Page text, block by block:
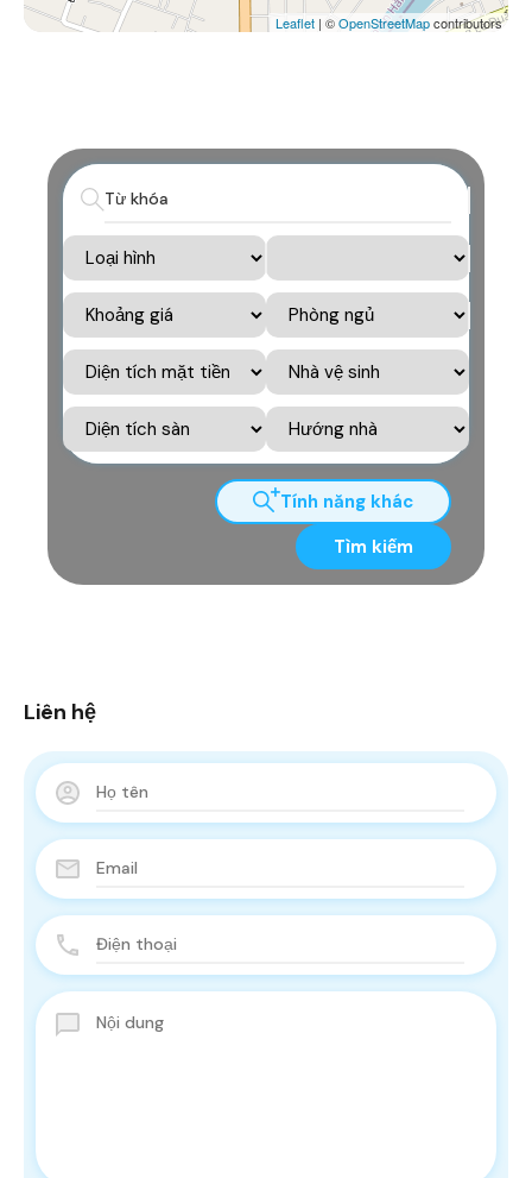
Leaflet | ©OpenStreetMapcontributors
Tính năng khác
Tìm kiếm
Liên hệ